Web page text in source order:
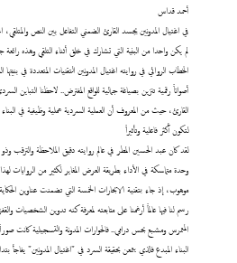
أحمد قداس
في اغتيال المدونين يجسد القارئ الضمني التفاعل بين النص
لم يكن واحدا من البنية التي تشارك في خلق أثناء التلقي وهذه
الخطاب الروائي في روايته اغتيال المدونين التقنيات المتعددة في
أصواتاً رقمية تتزين بصياغة جمالية للواقع المفترض.. لاحظنا
القارئ، حيث من المعروف أن العملية السردية عملية وظيفية في البناء
لتكون أكثر فاعلية وتأثيراً
لقد كان عبد الحسين المطر في عالم روايته دقيق الملاحظة
وحدة متماسكة في الأداء بطريقة العرض المغاير لكثير من الروايات
موهوب، إذ جاء بتقنية الابحارات الخمسة التي تضمنت عناوين
رسم لنا فيها عالماً أرغمنا على متابعته لمعرفة كنه تدوين الشخصيات
المتمرس ومشبع بحس درامي.. فالحوارات المدونة والتسجيلية كانت
البناء المبدع فالذي يتمعن بحقيقة السرد في "اغتيال المدونين" يفاجأ